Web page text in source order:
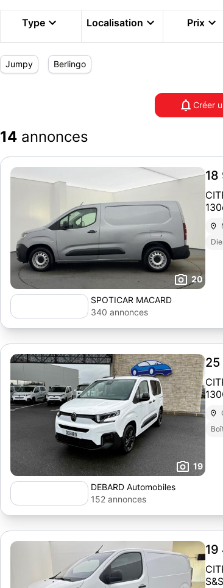
Type Localisation Prix
Jumpy Berlingo
Créer
14 annonces
20
18
SPOTICAR MACARD
340 annonces
19
DEBARD Automobiles
152 annonces
19